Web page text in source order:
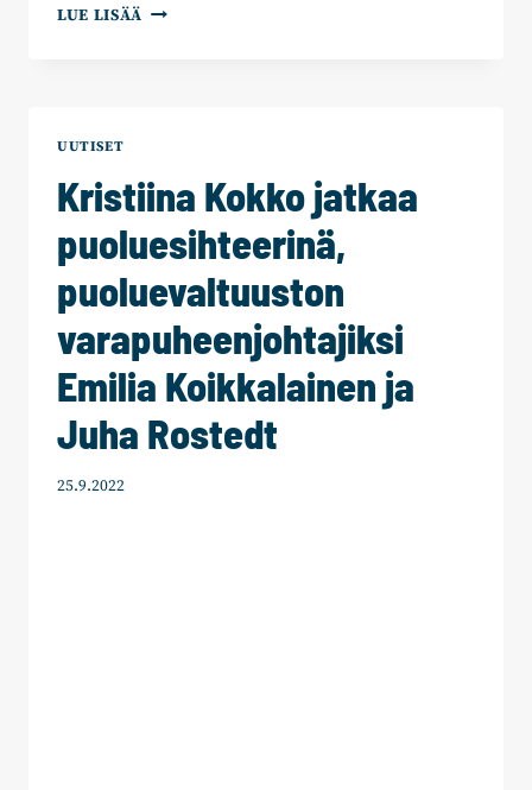
LUE LISÄÄ KRISTIINA
JA
ANU
PERHO
PUOLUEVALTUUSTON
VARAPUHEENJOHTAJIKSI
UUTISET
Kristiina Kokko jatkaa
puoluesihteerinä,
puoluevaltuuston
varapuheenjohtajiksi
Emilia Koikkalainen ja
Juha Rostedt
25.9.2022